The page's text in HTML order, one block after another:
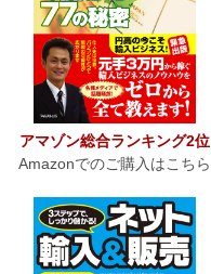
アマゾン総合ランキング2位
Amazonでのご購入はこちら